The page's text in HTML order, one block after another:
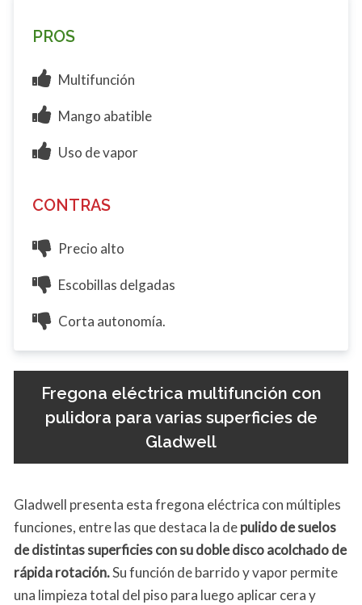
PROS
Multifunción
Mango abatible
Uso de vapor
CONTRAS
Precio alto
Escobillas delgadas
Corta autonomía.
Fregona eléctrica multifunción con
pulidora para varias superficies de
Gladwell
Gladwell presenta esta fregona eléctrica con múltiples
funciones, entre las que destaca la depulido de suelos
de distintas superficies con su doble disco acolchado de
rápida rotación.Su función de barrido y vapor permite
una limpieza total del piso para luego aplicar cera y